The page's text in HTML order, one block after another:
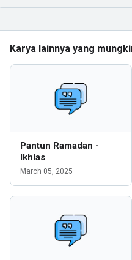
Karya lainnya yang
Pantun Ramadan -
Ikhlas
March 05, 2025